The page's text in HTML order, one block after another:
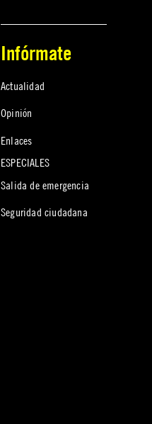
Infórmate
Actualidad
Opinión
Enlaces
ESPECIALES
Salida de emergencia
Seguridad ciudadana